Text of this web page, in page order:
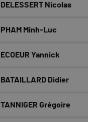
DELESSERT Nicolas
PHAM Minh-Luc
ECOEUR Yannick
BATAILLARD Didier
TANNIGER Grégoire